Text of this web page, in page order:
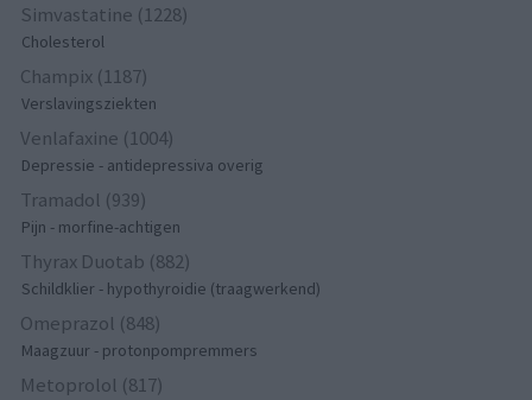
Simvastatine (1228)
Cholesterol
Champix (1187)
Verslavingsziekten
Venlafaxine (1004)
Depressie - antidepressiva overig
Tramadol (939)
Pijn - morfine-achtigen
Thyrax Duotab (882)
Schildklier - hypothyroidie (traagwerkend)
Omeprazol (848)
Maagzuur - protonpompremmers
Metoprolol (817)